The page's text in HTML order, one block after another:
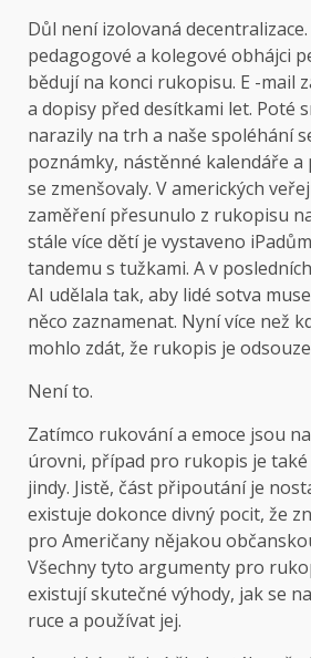
Důl není izolovaná decentralizace.
pedagogové a kolegové obhájci
bědují na konci rukopisu. E -mail
a dopisy před desítkami let. Poté
narazily na trh a naše spoléhání
poznámky, nástěnné kalendáře
se zmenšovaly. V amerických
zaměření přesunulo z rukopisu
stále více dětí je vystaveno
tandemu s tužkami. A v
AI udělala tak, aby lidé sotva
něco zaznamenat. Nyní více než
mohlo zdát, že rukopis je
Není to.
Zatímco rukování a emoce jsou
úrovni, případ pro rukopis je také
jindy. Jistě, část připoutání je
existuje dokonce divný pocit, že
pro Američany nějakou
Všechny tyto argumenty pro
existují skutečné výhody, jak se
ruce a používat jej.